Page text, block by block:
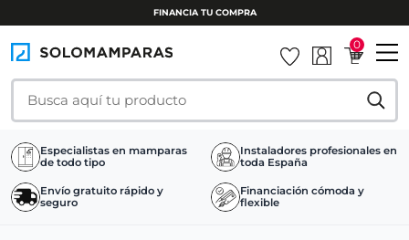
0
Especialistas en mamparas
de todo tipo
Instaladores profesionales en
toda España
Envío gratuito rápido y
seguro
Financiación cómoda y
flexible